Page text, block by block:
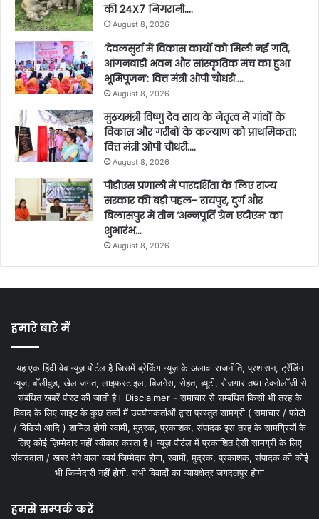
की 24X7 निगरानी….
August 8, 2026
’देवलसुर्रा में विकास कार्यों को मिली नई गति,
आंगनबाड़ी भवन और सांस्कृतिक मंच का हुआ
भूमिपूजन’: वित्त मंत्री ओपी चौधरी….
August 8, 2026
मुख्यमंत्री विष्णु देव साय के नेतृत्व में गांवों के
विकास और गरीबों के कल्याण को प्राथमिकता:
वित्त मंत्री ओपी चौधरी….
August 8, 2026
पीडीएस प्रणाली में पारदर्शिता के लिए राज्य
सरकार की बड़ी पहल- रायपुर, दुर्ग और
बिलासपुर में तीन ‘अन्नपूर्ति ग्रेन एटीएम‘ का
शुभारंभ…
August 8, 2026
हमारे बारे में
यह एक हिंदी वेब न्यूज़ पोर्टल है जिसमें ब्रेकिंग न्यूज़ के अलावा राजनीति, प्रशासन, ट्रेंडिंग
न्यूज, बॉलीवुड, खेल जगत, लाइफस्टाइल, बिजनेस, सेहत, ब्यूटी, रोजगार तथा टेक्नोलॉजी से
संबंधित खबरें पोस्ट की जाती है। Disclaimer - समाचार से सम्बंधित किसी भी तरह के
विवाद के लिए साइट के कुछ तत्वों में उपयोगकर्ताओं द्वारा प्रस्तुत सामग्री ( समाचार / फोटो
/ विडियो आदि ) शामिल होगी स्वामी, मुद्रक, प्रकाशक, संपादक इस तरह के सामग्रियों के
लिए कोई ज़िम्मेदार नहीं स्वीकार करता है। न्यूज़ पोर्टल में प्रकाशित ऐसी सामग्री के लिए
संवाददाता / खबर देने वाला स्वयं जिम्मेदार होगा, स्वामी, मुद्रक, प्रकाशक, संपादक की कोई
भी जिम्मेदारी नहीं होगी. सभी विवादों का न्यायक्षेत्र जगदलपुर होगा
हमसे सम्पर्क करें